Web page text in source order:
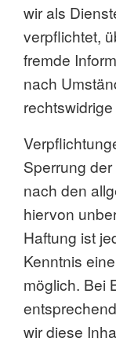
wir als
verpflichtet,
fremde
nach
Sperrung
nach den
hiervon
Haftung ist
Kenntnis
möglich. Bei
wir diese